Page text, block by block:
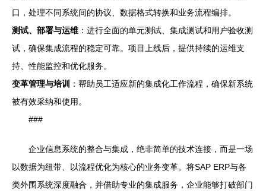
口，处理不同系统间的协议、数据格式转换和业务流程编排。
测试、部署与运维 ：进行全面的单元测试、集成测试和用户验收测
试，确保集成流程的稳定可靠。项目上线后，提供持续的运维支
持、性能监控和优化服务。
变革管理与培训
：帮助员工适应新的集成化工作流程，确保新系统
被有效采纳和使用。
###
企业信息系统的整合与集成，绝非简单的技术连接，而是一场
以数据为纽带、以流程优化为核心的业务变革。将SAP ERP与各
类外围系统深度融合，并借助专业的集成服务，企业能够打破部门